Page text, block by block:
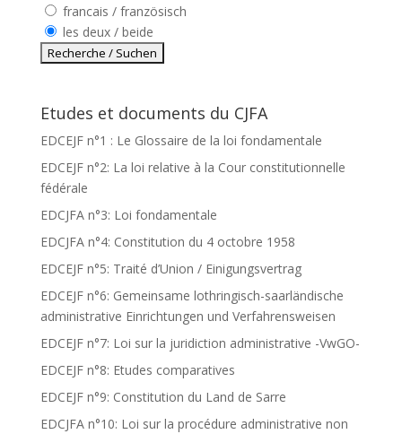
francais / französisch
les deux / beide
Etudes et documents du CJFA
EDCEJF n°1 : Le Glossaire de la loi fondamentale
EDCEJF n°2: La loi relative à la Cour constitutionnelle
fédérale
EDCJFA n°3: Loi fondamentale
EDCJFA n°4: Constitution du 4 octobre 1958
EDCEJF n°5: Traité d’Union / Einigungsvertrag
EDCEJF n°6: Gemeinsame lothringisch-saarländische
administrative Einrichtungen und Verfahrensweisen
EDCEJF n°7: Loi sur la juridiction administrative -VwGO-
EDCEJF n°8: Etudes comparatives
EDCEJF n°9: Constitution du Land de Sarre
EDCJFA n°10: Loi sur la procédure administrative non